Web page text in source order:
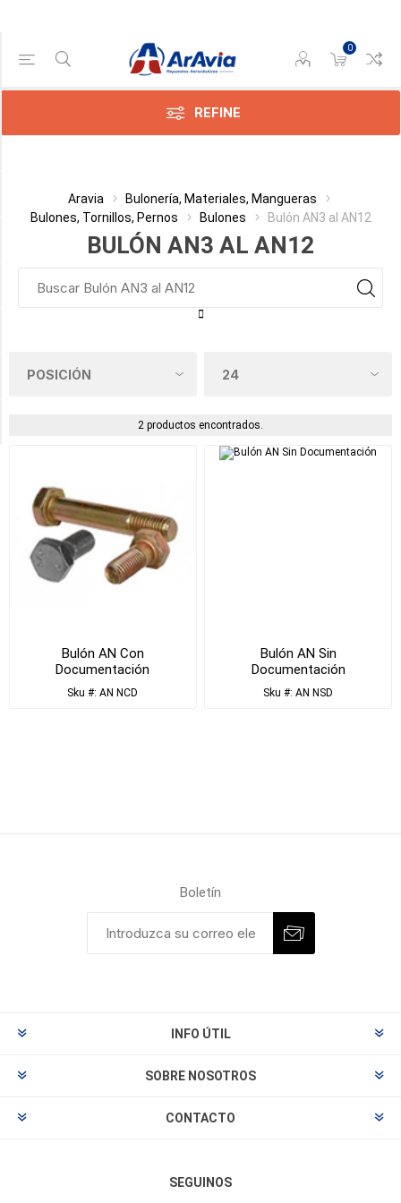
0
REFINE
Aravia
Bulonería, Materiales, Mangueras
Bulones, Tornillos, Pernos
Bulones Bulón AN3 al AN12
BULÓN AN3 AL AN12
2 productos encontrados.
Bulón AN Con
Documentación
Sku #: AN NCD
Bulón AN Sin
Documentación
Sku #: AN NSD
Gama de precios
Min:$
Categoría
Fabricante
Largo Total _ Vástago
Perforación
Boletín
INFO ÚTIL
SOBRE NOSOTROS
CONTACTO
SEGUINOS